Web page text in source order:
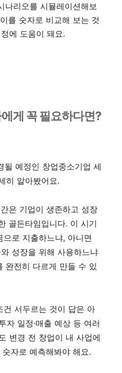
나리오를 시뮬레이션해보
를 숫자로 비교해 보는 것
에 도움이 돼요.
게 꼭 필요하다면?
될 예정인 창업중소기업 세
히 알아봤어요.
은 기업이 생존하고 성장
골든타임입니다. 이 시기
로 지출하느냐, 아니면
성장을 위해 사용하느냐
완전히 다르게 만들 수 있
건 서두르는 것이 답은 아
자 일정·매출 예상 등 여러
변경 전 창업이 내 사업에
숫자로 예측해봐야 해요.